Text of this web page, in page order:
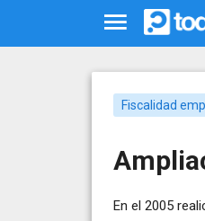
Fiscalidad
En el 2005